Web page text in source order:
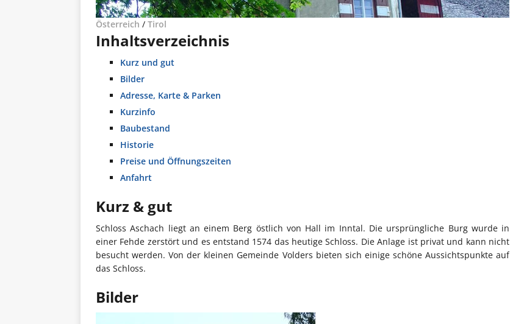
Österreich / Tirol
Inhaltsverzeichnis
Kurz und gut
Bilder
Adresse, Karte & Parken
Kurzinfo
Baubestand
Historie
Preise und Öffnungszeiten
Anfahrt
Kurz & gut
Schloss Aschach liegt an einem Berg östlich von Hall im Inntal. Die ursprüngliche Burg wurde in
einer Fehde zerstört und es entstand 1574 das heutige Schloss. Die Anlage ist privat und kann nicht
besucht werden. Von der kleinen Gemeinde Volders bieten sich einige schöne Aussichtspunkte auf
das Schloss.
Bilder